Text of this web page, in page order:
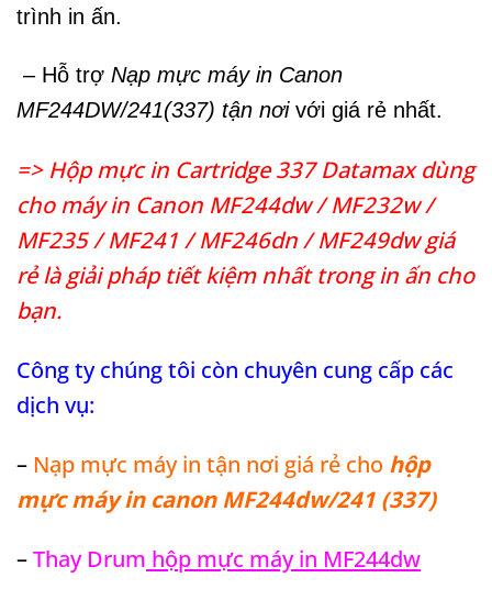
trình in ấn.
– Hỗ trợ Nạp mực máy in Canon
MF244DW/241(337) tận nơivới giá rẻ nhất.
=> Hộp mực in Cartridge 337 Datamax dùng
cho máy in Canon MF244dw / MF232w /
MF235 / MF241 / MF246dn / MF249dwgiá
rẻ là giải pháp tiết kiệm nhất trong in ấn cho
bạn.
Công ty chúng tôi còn chuyên cung cấp các
dịch vụ:
– Nạp mực máy in tận nơi giá rẻ cho hộp
mực máy in canon MF244dw/241 (337)
–Thay Drum hộp mực máy in MF244dw